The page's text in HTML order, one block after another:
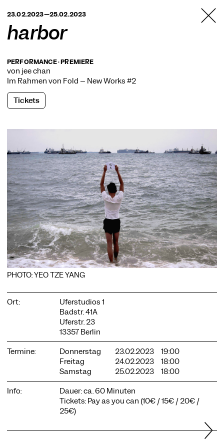
BERLIN
23.02.2023—25.02.2023
harbor
PERFORMANCE · PREMIERE
von jee chan
Im Rahmen von Fold – New Works #2
Tickets
PHOTO: YEO TZE YANG
Ort:
Uferstudios 1
Badstr. 41A
Uferstr. 23
13357 Berlin
Termine:
Donnerstag 23.02.2023
19:00
Freitag
24.02.2023
18:00
Samstag
25.02.2023
18:00
Info:
Dauer: ca. 60 Minuten
Tickets: Pay as you can (10€ / 15€ / 20€ /
25€)
COOKIE-EINSTELLUNGEN
Wir verwenden Cookies und Inhalte externer Anbieter auf
unserer Website. Notwendige Cookies sind essenziell, damit
Sie die Website nutzen können. Andere Cookies helfen uns,
die Website weiterzuentwickeln. Sie können Ihre Einwilligung
jederzeit widerrufen. Bitte besuchen Sie unsere
Datenschutzerklärung für weitere Informationen. Unten
können Sie auswählen, welche Technologien Sie zulassen
Notwendige Cookies
Externe Medien
Statistiken